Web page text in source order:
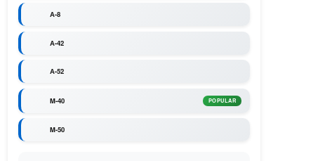
A-8
A-42
A-52
M-40 POPULAR
M-50